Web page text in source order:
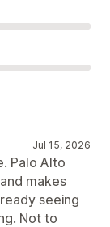
Jul 15, 2026
Palo Alto
makes
seeing
Not to